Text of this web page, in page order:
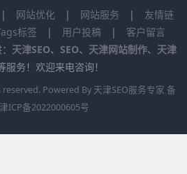
网站优化 | 网站服务 | 友情链
标签 | 用户投稿| 客户留言
天津SEO、 SEO、 天津网站制作、 天津
服务！欢迎来电咨询！
Powered By 天津SEO服务专家 备
津ICP备2022000605号